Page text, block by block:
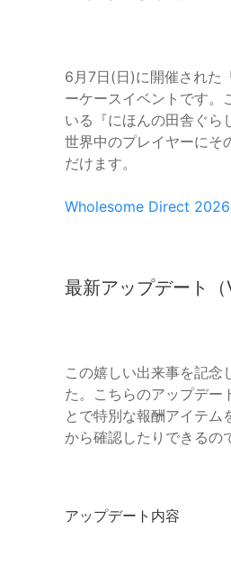
6月7日(日)に開催された
ーケースイベントです
いる『にほんの田舎ぐら
世界中のプレイヤーにそ
だけます。
Wholesome Direct 2026
最新アップデート
この嬉しい出来事を記念
た。こちらのアップデー
とで特別な報酬アイテ
から確認したりできるの
アップデート内容